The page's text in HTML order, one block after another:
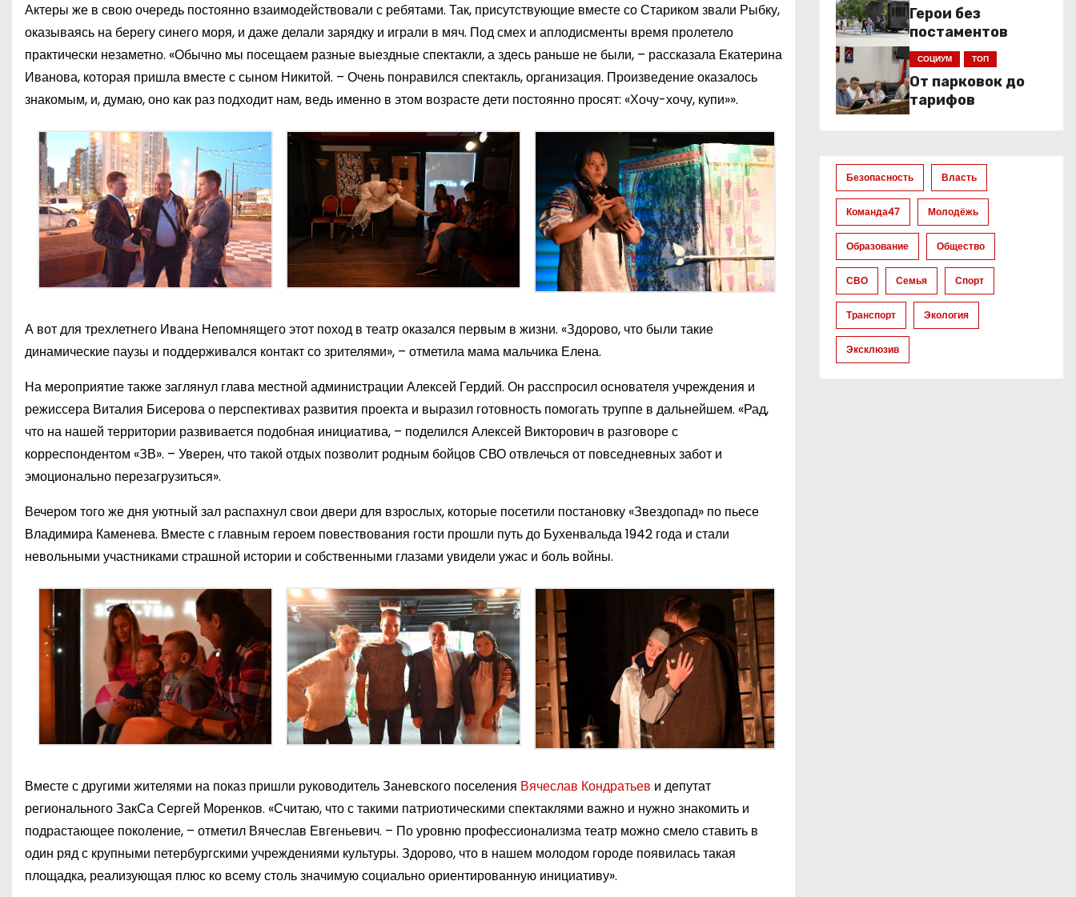
Актеры же в свою очередь постоянно взаимодействовали с ребятами. Так, присутствующие вместе со Стариком звали Рыбку,
оказываясь на берегу синего моря, и даже делали зарядку и играли в мяч. Под смех и аплодисменты время пролетело
практически незаметно. «Обычно мы посещаем разные выездные спектакли, а здесь раньше не были, – рассказала Екатерина
Иванова, которая пришла вместе с сыном Никитой. – Очень понравился спектакль, организация. Произведение оказалось
знакомым, и, думаю, оно как раз подходит нам, ведь именно в этом возрасте дети постоянно просят: «Хочу-хочу, купи»».
А вот для трехлетнего Ивана Непомнящего этот поход в театр оказался первым в жизни. «Здорово, что были такие
динамические паузы и поддерживался контакт со зрителями», – отметила мама мальчика Елена.
На мероприятие также заглянул глава местной администрации Алексей Гердий. Он расспросил основателя учреждения и
режиссера Виталия Бисерова о перспективах развития проекта и выразил готовность помогать труппе в дальнейшем. «Рад,
что на нашей территории развивается подобная инициатива, – поделился Алексей Викторович в разговоре с
корреспондентом «ЗВ». – Уверен, что такой отдых позволит родным бойцов СВО отвлечься от повседневных забот и
эмоционально перезагрузиться».
Вечером того же дня уютный зал распахнул свои двери для взрослых, которые посетили постановку «Звездопад» по пьесе
Владимира Каменева. Вместе с главным героем повествования гости прошли путь до Бухенвальда 1942 года и стали
невольными участниками страшной истории и собственными глазами увидели ужас и боль войны.
Вместе с другими жителями на показ пришли руководитель Заневского поселения Вячеслав Кондратьев и депутат
регионального ЗакСа Сергей Моренков. «Считаю, что с такими патриотическими спектаклями важно и нужно знакомить и
подрастающее поколение, – отметил Вячеслав Евгеньевич. – По уровню профессионализма театр можно смело ставить в
один ряд с крупными петербургскими учреждениями культуры. Здорово, что в нашем молодом городе появилась такая
площадка, реализующая плюс ко всему столь значимую социально ориентированную инициативу».
Герои без
постаментов
СОЦИУМ ТОП
От парковок до
тарифов
Безопасность Власть
Команда47 Молодёжь
Образование Общество
СВО Семья Спорт
Транспорт Экология
Эксклюзив